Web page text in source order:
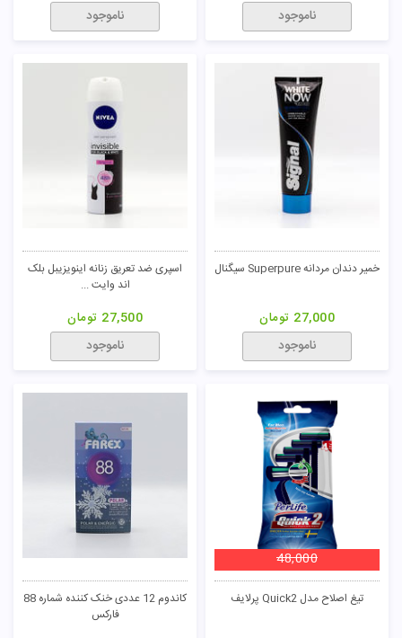
ناموجود
ناموجود
خمیر دندان مردانه Superpure سیگنال
27,000 تومان
ناموجود
اسپری ضد تعریق زنانه اینویزیبل بلک
اند وایت ...
27,500 تومان
ناموجود
تیغ اصلاح مدل Quick2 پرلایف
48,000
کاندوم 12 عددی خنک کننده شماره 88
فارکس